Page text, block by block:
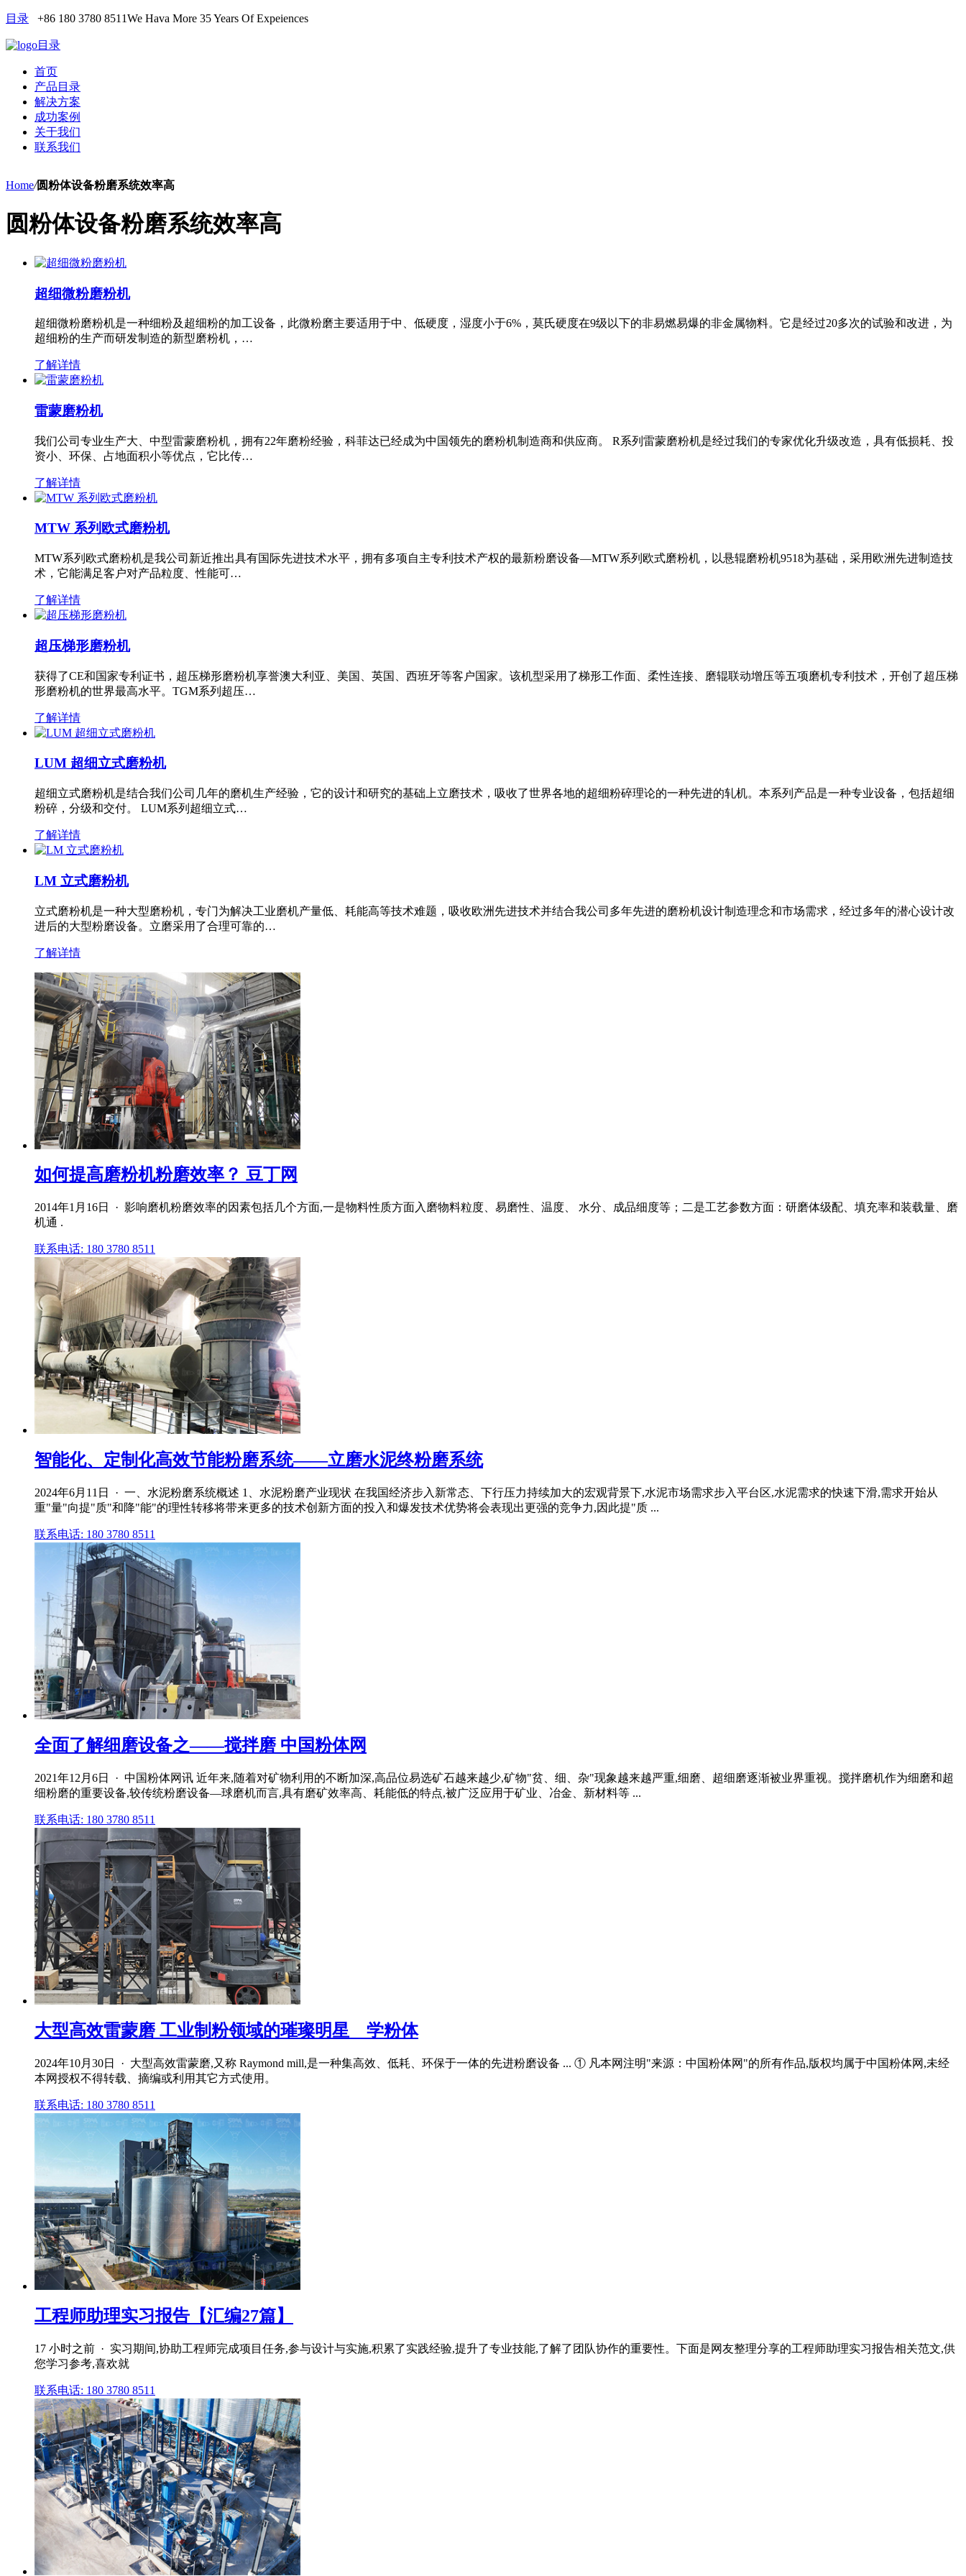
目录 +86 180 3780 8511We Hava More 35 Years Of Expeiences
目录
首页
产品目录
解决方案
成功案例
关于我们
联系我们
Home/圆粉体设备粉磨系统效率高
圆粉体设备粉磨系统效率高
超细微粉磨粉机
超细微粉磨粉机是一种细粉及超细粉的加工设备，此微粉磨主要适用于中、低硬度，湿度小于6%，莫氏硬度在9级以下的非易燃易爆的非金属物料。它是经过20多次的试验和改进，为
超细粉的生产而研发制造的新型磨粉机，…
了解详情
雷蒙磨粉机
我们公司专业生产大、中型雷蒙磨粉机，拥有22年磨粉经验，科菲达已经成为中国领先的磨粉机制造商和供应商。 R系列雷蒙磨粉机是经过我们的专家优化升级改造，具有低损耗、投
资小、环保、占地面积小等优点，它比传…
了解详情
MTW 系列欧式磨粉机
MTW系列欧式磨粉机是我公司新近推出具有国际先进技术水平，拥有多项自主专利技术产权的最新粉磨设备—MTW系列欧式磨粉机，以悬辊磨粉机9518为基础，采用欧洲先进制造技
术，它能满足客户对产品粒度、性能可…
了解详情
超压梯形磨粉机
获得了CE和国家专利证书，超压梯形磨粉机享誉澳大利亚、美国、英国、西班牙等客户国家。该机型采用了梯形工作面、柔性连接、磨辊联动增压等五项磨机专利技术，开创了超压梯
形磨粉机的世界最高水平。TGM系列超压…
了解详情
LUM 超细立式磨粉机
超细立式磨粉机是结合我们公司几年的磨机生产经验，它的设计和研究的基础上立磨技术，吸收了世界各地的超细粉碎理论的一种先进的轧机。本系列产品是一种专业设备，包括超细
粉碎，分级和交付。 LUM系列超细立式…
了解详情
LM 立式磨粉机
立式磨粉机是一种大型磨粉机，专门为解决工业磨机产量低、耗能高等技术难题，吸收欧洲先进技术并结合我公司多年先进的磨粉机设计制造理念和市场需求，经过多年的潜心设计改
进后的大型粉磨设备。立磨采用了合理可靠的…
了解详情
如何提高磨粉机粉磨效率？ 豆丁网
2014年1月16日 · 影响磨机粉磨效率的因素包括几个方面,一是物料性质方面入磨物料粒度、易磨性、温度、 水分、成品细度等；二是工艺参数方面：研磨体级配、填充率和装载量、磨
机通 .
联系电话: 180 3780 8511
智能化、定制化高效节能粉磨系统——立磨水泥终粉磨系统
2024年6月11日 · 一、水泥粉磨系统概述 1、水泥粉磨产业现状 在我国经济步入新常态、下行压力持续加大的宏观背景下,水泥市场需求步入平台区,水泥需求的快速下滑,需求开始从
重"量"向提"质"和降"能"的理性转移将带来更多的技术创新方面的投入和爆发技术优势将会表现出更强的竞争力,因此提"质 ...
联系电话: 180 3780 8511
全面了解细磨设备之——搅拌磨 中国粉体网
2021年12月6日 · 中国粉体网讯 近年来,随着对矿物利用的不断加深,高品位易选矿石越来越少,矿物"贫、细、杂"现象越来越严重,细磨、超细磨逐渐被业界重视。搅拌磨机作为细磨和超
细粉磨的重要设备,较传统粉磨设备—球磨机而言,具有磨矿效率高、耗能低的特点,被广泛应用于矿业、冶金、新材料等 ...
联系电话: 180 3780 8511
大型高效雷蒙磨 工业制粉领域的璀璨明星 _ 学粉体
2024年10月30日 · 大型高效雷蒙磨,又称 Raymond mill,是一种集高效、低耗、环保于一体的先进粉磨设备 ... ① 凡本网注明"来源：中国粉体网"的所有作品,版权均属于中国粉体网,未经
本网授权不得转载、摘编或利用其它方式使用。
联系电话: 180 3780 8511
工程师助理实习报告【汇编27篇】
17 小时之前 · 实习期间,协助工程师完成项目任务,参与设计与实施,积累了实践经验,提升了专业技能,了解了团队协作的重要性。下面是网友整理分享的工程师助理实习报告相关范文,供
您学习参考,喜欢就
联系电话: 180 3780 8511